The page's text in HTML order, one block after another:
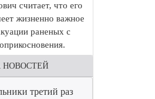
считает, что его
жизненно важное
раненых с
НОВОСТЕЙ
третий раз